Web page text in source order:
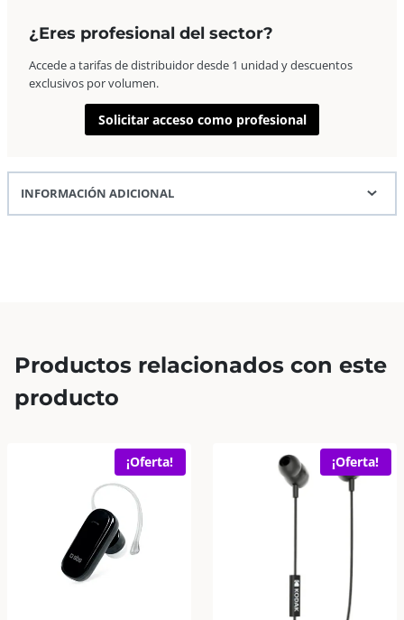
8Hz-
Ohm,
cable
micro
¿Eres profesional del sector?
Accede a tarifas de distribuidor desde 1 unidad y descuentos
exclusivos por volumen.
Solicitar acceso como profesional
INFORMACIÓN ADICIONAL
Productos relacionados con este
producto
¡Oferta! ¡Oferta!